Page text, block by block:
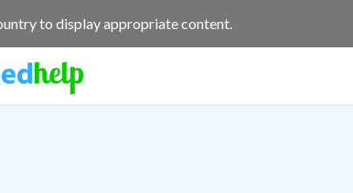
to display appropriate content.